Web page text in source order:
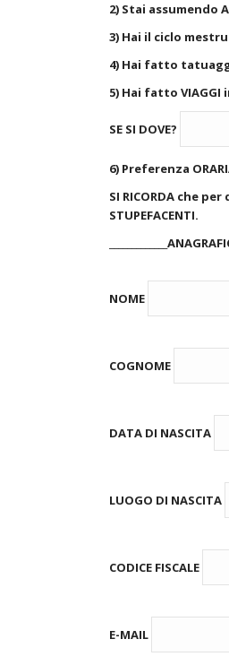
2) Stai assumendo
3) Hai il ciclo
4) Hai fatto
5) Hai fatto
SE SI DOVE?
6) Preferenza
SI RICORDA che
STUPEFACENTI.
NOME
COGNOME
DATA DI NASCITA
LUOGO DI NASCITA
CODICE FISCALE
E-MAIL